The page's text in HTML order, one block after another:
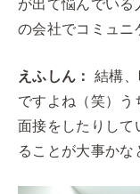
の会社でコミュニ
えふしん： 結構
ですよね（笑）
面接をしたりして
ることが大事かな